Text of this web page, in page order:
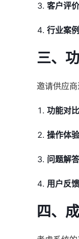
客户评价
行业案例
三、
邀请供应
功能对比
操作体验
问题解答
用户反馈
四、